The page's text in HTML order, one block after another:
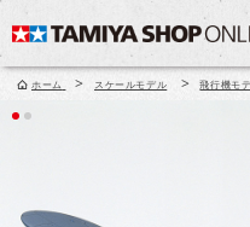
ホーム > スケールモデル > 飛行機モ